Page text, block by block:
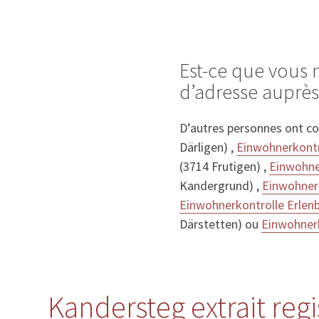
Est-ce que
d’adresse
D’autres personnes ont
Därligen) ,
(3714 Frutigen) ,
Kandergrund) ,
Einwohnerkontrolle
Därstetten) ou
Kandersteg extrait